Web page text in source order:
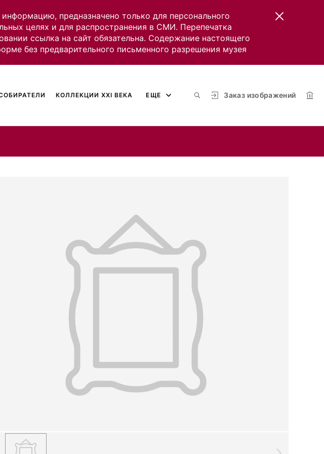
предназначено только для персонального
целях и для распространения в СМИ. Перепечатка
ссылка на сайт обязательна. Содержание настоящего
без предварительного письменного разрешения музея
Заказ изображений
КОЛЛЕКЦИИ XXI ВЕКА ЕЩЕ